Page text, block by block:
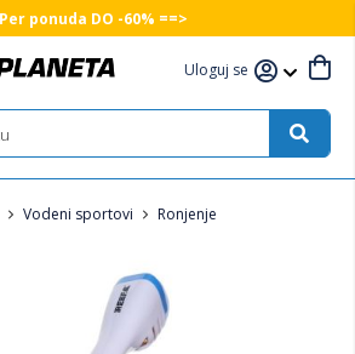
ponuda DO -60% ==>
Uloguj se
Vodeni sportovi Ronjenje